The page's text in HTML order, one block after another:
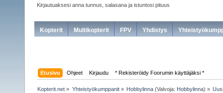
Kirjautuaksesi anna tunnus, salasana ja istuntosi pituus
Kopterit Multikopterit FPV Yhdistys
Etusivu Ohjeet Kirjaudu * Rekisteröidy Foorumin käyttäjäksi *
Kopterit.net » Yhteistyökumppanit» Hobbylinna(Valvoja: Hobbylinna) »